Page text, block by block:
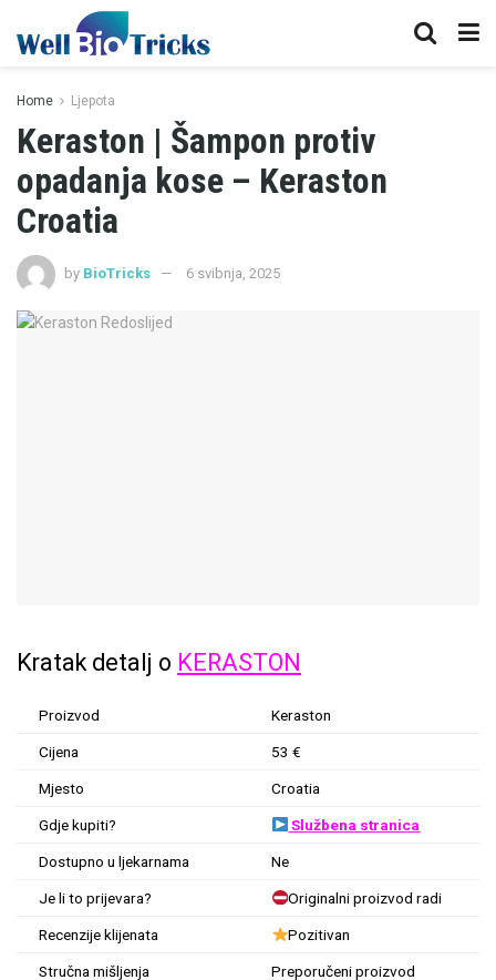
Home Ljepota
Keraston | Šampon protiv
opadanja kose – Keraston
Croatia
by BioTricks 6 svibnja, 2025
Kratak detalj o KERASTON
Proizvod Keraston
Cijena 53 €
Mjesto Croatia
Gdje kupiti? Službena stranica
Dostupno u ljekarnama Ne
Je li to prijevara? Originalni proizvod radi
Recenzije klijenata Pozitivan
Stručna mišljenja Preporučeni proizvod